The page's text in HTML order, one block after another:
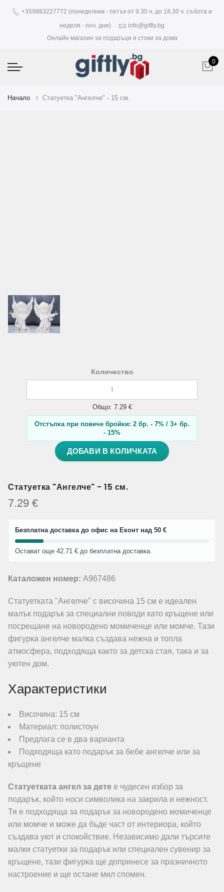
+359883227772 (понеделник - петък от 9.30 ч. до 18,30 ч. събота и
неделя - поч. дни)
info@giftly.bg
Онлайн магазин за подаръци и стоки за дома
0
Начало Статуетка "Ангелче" - 15 см.
Количество
Общо: 7.29 €
Отстъпка при повече бройки: 2 бр. - 7% / 3+ бр.
- 15%
ДОБАВИ В КОЛИЧКАТА
Статуетка "Ангелче" - 15 см.
7.29 €
Безплатна доставка до офис на Еконт над 50 €
Остават още 42.71 € до безплатна доставка.
Каталожен номер: A967486
Статуетката "Ангелче" с височина 15 см е идеален
малък подарък за специални поводи като кръщене или
посрещане на новородено момиченце или момче. Тази
фигурка ангелче малка създава нежна и топла
атмосфера, подходяща както за детска стая, така и за
уютен дом.
Характеристики
Височина: 15 см
Материал: полистоун
Предлага се в два варианта
Подходяща като подарък за бебе ангелче или за
кръщене
Статуетката ангел за дете е чудесен избор за
подарък, който носи символика на закрила и нежност.
Тя е подходяща за подарък за новородено момиченце
или момче и може да бъде част от интериора, който
създава уют и спокойствие. Независимо дали търсите
малки статуетки за подарък или специален сувенир за
кръщене, тази фигурка ще допринесе за празничното
настроение и ще остане мил спомен.